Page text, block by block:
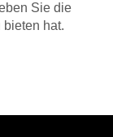
Sie die
hat.